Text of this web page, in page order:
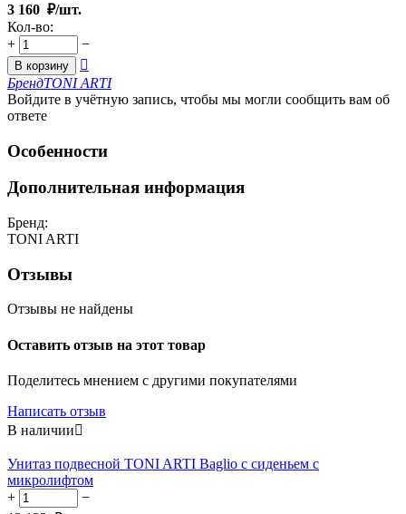
3 160 ₽/шт.
Кол-во:
+
−
В корзину

БрендTONI ARTI
Войдите в учётную запись, чтобы мы могли сообщить вам об
ответе
Особенности
Дополнительная информация
Бренд:
TONI ARTI
Отзывы
Отзывы не найдены
Оставить отзыв на этот товар
Поделитесь мнением с другими покупателями
Написать отзыв
В наличии
Унитаз подвесной TONI ARTI Baglio с сиденьем с
микролифтом
+
−